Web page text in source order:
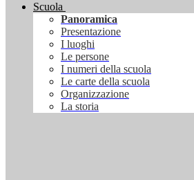
Scuola
Panoramica
Presentazione
I luoghi
Le persone
I numeri della scuola
Le carte della scuola
Organizzazione
La storia